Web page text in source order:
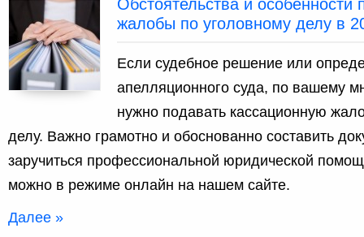
Обстоятельства и особенности
жалобы по уголовному делу в
Если судебное решение или
апелляционного суда, по вашему
нужно подавать кассационную
делу. Важно грамотно и обоснованно составить
заручиться профессиональной юридической
можно в режиме онлайн на нашем сайте.
Далее »